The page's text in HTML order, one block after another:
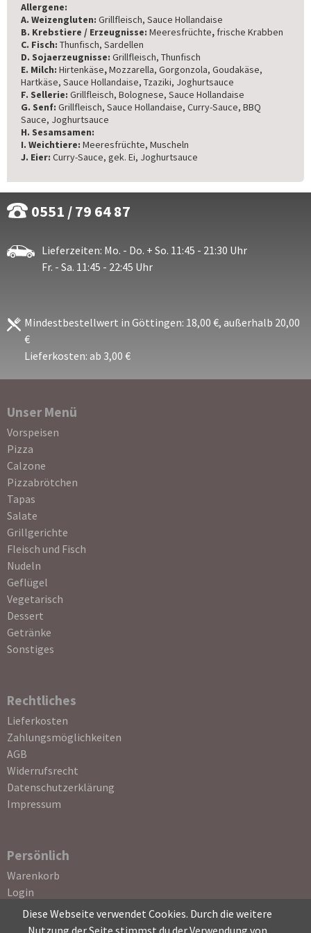
Allergene:
A. Weizengluten: Grillfleisch, Sauce Hollandaise
B. Krebstiere / Erzeugnisse: Meeresfrüchte, frische Krabben
C. Fisch: Thunfisch, Sardellen
D. Sojaerzeugnisse: Grillfleisch, Thunfisch
E. Milch: Hirtenkäse,Mozzarella, Gorgonzola, Goudakäse,
Hartkäse, Sauce Hollandaise, Tzaziki, Joghurtsauce
F. Sellerie: Grillfleisch, Bolognese, Sauce Hollandaise
G. Senf: Grillfleisch, Sauce Hollandaise, Curry-Sauce, BBQ
Sauce, Joghurtsauce
H. Sesamsamen:
I. Weichtiere: Meeresfrüchte, Muscheln
J. Eier: Curry-Sauce, gek. Ei, Joghurtsauce
0551 / 79 64 87
Lieferzeiten: Mo. - Do. + So. 11:45 - 21:30 Uhr
Fr. - Sa. 11:45 - 22:45 Uhr
Mindestbestellwert in Göttingen: 18,00 €, außerhalb 20,00
€
Lieferkosten: ab 3,00 €
Unser Menü
Navigation
überspringen
Vorspeisen
Pizza
Calzone
Pizzabrötchen
Tapas
Salate
Grillgerichte
Fleisch und Fisch
Nudeln
Geflügel
Vegetarisch
Dessert
Getränke
Sonstiges
Rechtliches
Navigation
überspringen
Lieferkosten
Zahlungsmöglichkeiten
AGB
Widerrufsrecht
Datenschutzerklärung
Impressum
Persönlich
Navigation
überspringen
Warenkorb
Login
Registrierung
Passwort vergessen
Diese Webseite verwendet Cookies. Durch die weitere